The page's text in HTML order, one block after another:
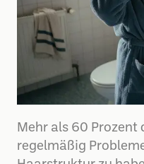
Mehr als 60 Prozent
regelmäßig